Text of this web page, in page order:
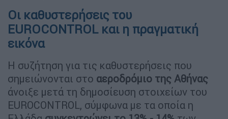
Οι καθυστερήσεις του
EUROCONTROL και η πραγματική
εικόνα
Η συζήτηση για τις καθυστερήσεις που
σημειώνονται στο αεροδρόμιο της Αθήνας
άνοιξε μετά τη δημοσίευση στοιχείων του
EUROCONTROL, σύμφωνα με τα οποία η